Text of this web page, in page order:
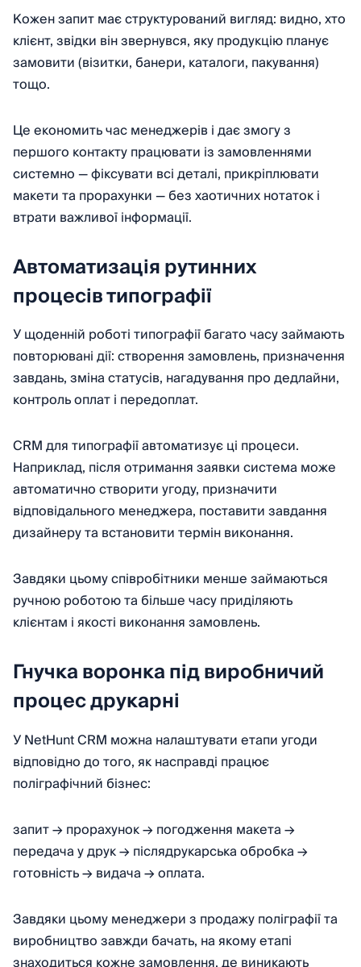
Кожен запит має структурований вигляд: видно, хто
клієнт, звідки він звернувся, яку продукцію планує
замовити (візитки, банери, каталоги, пакування)
тощо.
Це економить час менеджерів і дає змогу з
першого контакту працювати із замовленнями
системно — фіксувати всі деталі, прикріплювати
макети та прорахунки — без хаотичних нотаток і
втрати важливої інформації.
Автоматизація рутинних
процесів типографії
У щоденній роботі типографії багато часу займають
повторювані дії: створення замовлень, призначення
завдань, зміна статусів, нагадування про дедлайни,
контроль оплат і передоплат.
CRM для типографії автоматизує ці процеси.
Наприклад, після отримання заявки система може
автоматично створити угоду, призначити
відповідального менеджера, поставити завдання
дизайнеру та встановити термін виконання.
Завдяки цьому співробітники менше займаються
ручною роботою та більше часу приділяють
клієнтам і якості виконання замовлень.
Гнучка воронка під виробничий
процес друкарні
У NetHunt CRM можна налаштувати етапи угоди
відповідно до того, як насправді працює
поліграфічний бізнес:
запит → прорахунок → погодження макета →
передача у друк → післядрукарська обробка →
готовність → видача → оплата.
Завдяки цьому менеджери з продажу поліграфії та
виробництво завжди бачать, на якому етапі